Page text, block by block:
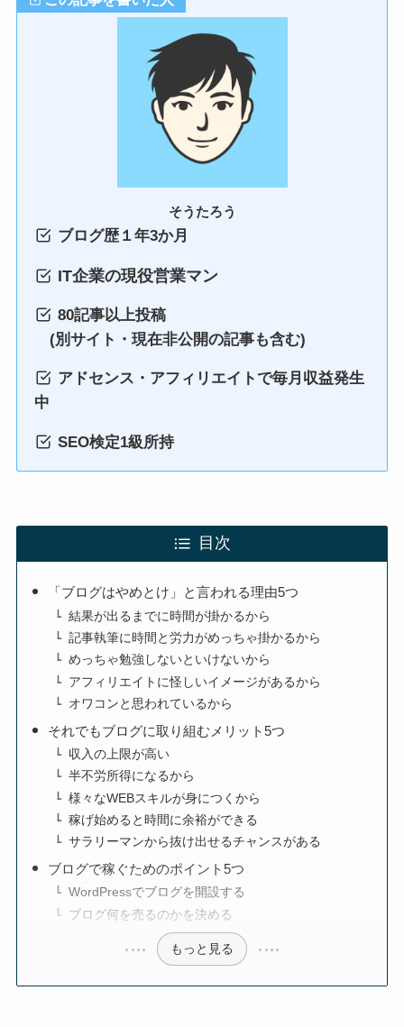
そうたろう
ブログ歴１年3か月
IT企業の現役営業マン
80記事以上投稿
(別サイト・現在非公開の記事も含む)
アドセンス・アフィリエイトで毎月収益発生
中
SEO検定1級所持
目次
「ブログはやめとけ」と言われる理由5つ
結果が出るまでに時間が掛かるから
記事執筆に時間と労力がめっちゃ掛かるから
めっちゃ勉強しないといけないから
アフィリエイトに怪しいイメージがあるから
オワコンと思われているから
それでもブログに取り組むメリット5つ
収入の上限が高い
半不労所得になるから
様々なWEBスキルが身につくから
稼げ始めると時間に余裕ができる
サラリーマンから抜け出せるチャンスがある
ブログで稼ぐためのポイント5つ
WordPressでブログを開設する
ブログ何を売るのかを決める
もっと見る